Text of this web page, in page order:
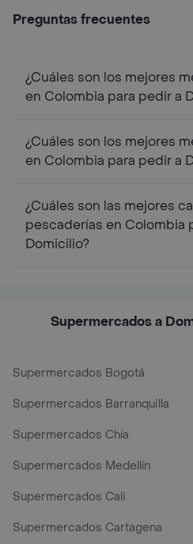
Preguntas frecuentes
¿Cuáles son los mejores
en Colombia para pedir a
¿Cuáles son los mejores
en Colombia para pedir a
¿Cuáles son las mejores
pescaderías en Colombia
Domicilio?
Supermercados a
Supermercados Bogotá
Supermercados Barranquilla
Supermercados Chía
Supermercados Medellín
Supermercados Cali
Supermercados Cartagena